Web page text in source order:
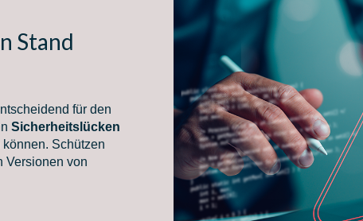
Stand
für den
Sicherheitslücken
Schützen
Versionen von